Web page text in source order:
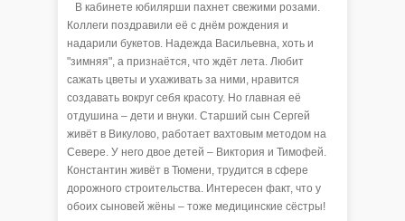
В кабинете юбилярши пахнет свежими розами.
Коллеги поздравили её с днём рождения и
надарили букетов. Надежда Васильевна, хоть и
"зимняя", а признаётся, что ждёт лета. Любит
сажать цветы и ухаживать за ними, нравится
создавать вокруг себя красоту. Но главная её
отдушина – дети и внуки. Старший сын Сергей
живёт в Викулово, работает вахтовым методом на
Севере. У него двое детей – Виктория и Тимофей.
Константин живёт в Тюмени, трудится в сфере
дорожного строительства. Интересен факт, что у
обоих сыновей жёны – тоже медицинские сёстры!